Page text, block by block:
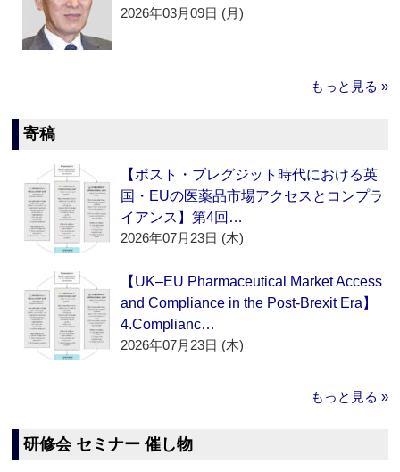
2026年03月09日 (月)
もっと見る »
寄稿
【ポスト・ブレグジット時代における英
国・EUの医薬品市場アクセスとコンプラ
イアンス】第4回…
2026年07月23日 (木)
【UK–EU Pharmaceutical Market Access
and Compliance in the Post-Brexit Era】
4.Complianc…
2026年07月23日 (木)
もっと見る »
研修会 セミナー 催し物